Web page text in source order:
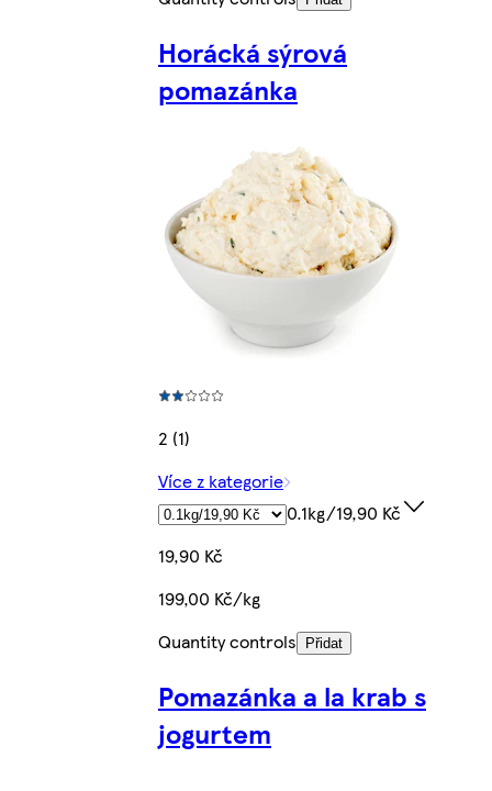
Horácká sýrová
pomazánka
2 (1)
Více z kategorie
0.1kg/19,90 Kč
19,90 Kč
199,00 Kč/kg
Quantity controls
Přidat
Pomazánka a la krab s
jogurtem